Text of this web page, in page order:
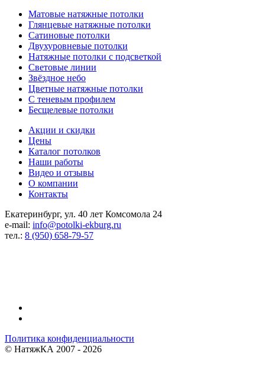
Матовые натяжные потолки
Глянцевые натяжные потолки
Сатиновые потолки
Двухуровневые потолки
Натяжные потолки с подсветкой
Световые линии
Звёздное небо
Цветные натяжные потолки
С теневым профилем
Бесщелевые потолки
Акции и скидки
Цены
Каталог потолков
Наши работы
Видео и отзывы
О компании
Контакты
Екатеринбург, ул. 40 лет Комсомола 24
e-mail: info@potolki-ekburg.ru
тел.: 8 (950) 658-79-57
Политика конфиденциальности
© НатяжКА 2007 - 2026